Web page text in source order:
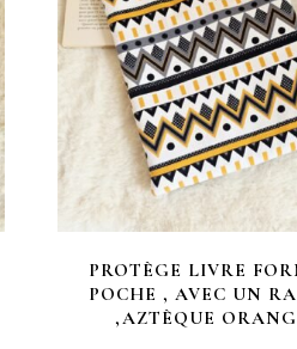
PROTÈGE LIVRE
POCHE , AVEC UN
,AZTÈQUE